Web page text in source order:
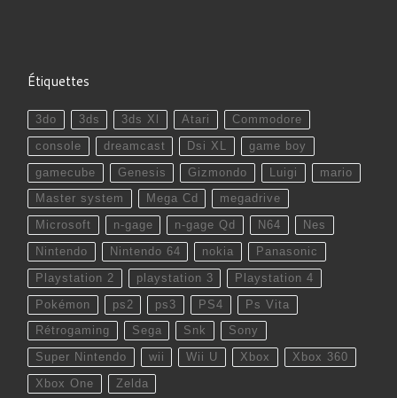
Étiquettes
3do 3ds 3ds Xl Atari Commodore
console dreamcast Dsi XL game boy
gamecube Genesis Gizmondo Luigi mario
Master system Mega Cd megadrive
Microsoft n-gage n-gage Qd N64 Nes
Nintendo Nintendo 64 nokia Panasonic
Playstation 2 playstation 3 Playstation 4
Pokémon ps2 ps3 PS4 Ps Vita
Rétrogaming Sega Snk Sony
Super Nintendo wii Wii U Xbox Xbox 360
Xbox One Zelda